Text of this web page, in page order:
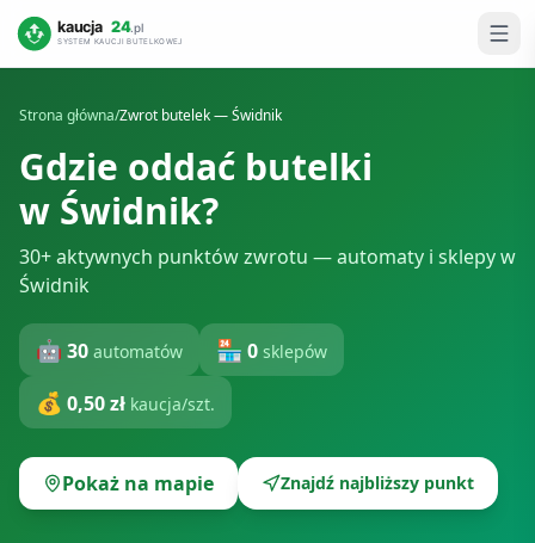
Strona główna/Zwrot butelek —Świdnik
Gdzie oddać butelki
w Świdnik?
30+ aktywnych punktów zwrotu — automaty i sklepy w
Świdnik
🤖 30 automatów 🏪 0 sklepów
💰 0,50 zł kaucja/szt.
Pokaż na mapie Znajdź najbliższy punkt